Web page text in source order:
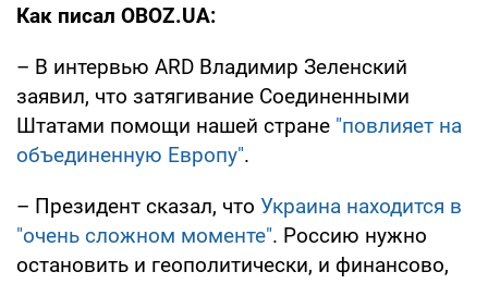
Как писал OBOZ.UA:
– В интервью ARD Владимир Зеленский
заявил, что затягивание Соединенными
Штатами помощи нашей стране "повлияет на
объединенную Европу".
– Президент сказал, что Украина находится в
"очень сложном моменте". Россию нужно
остановить и геополитически, и финансово,